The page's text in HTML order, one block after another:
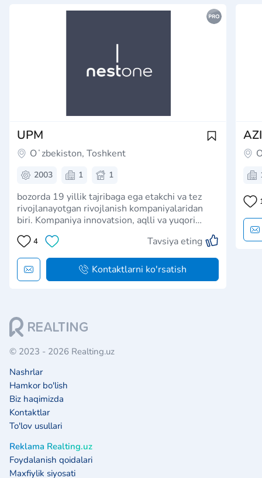
UPM
Oʻzbekiston, Toshkent
2003 1 1
bozorda 19 yillik tajribaga ega etakchi va tez
rivojlanayotgan rivojlanish kompaniyalaridan
biri. Kompaniya innovatsion, aqlli va yuqori
sifatli noyob turar-joy majmualarni yaratishga
qaratilgan. Bizning asosiy e'tiborimiz nafaqat
sifatli qurilish va ijtimoiy infratuzilmani
rivojlantirish, b…
4 Tavsiya eting
Kontaktlarni ko'rsatish
© 2023 - 2026 Realting.uz
Nashrlar
Hamkor bo'lish
Biz haqimizda
Kontaktlar
To'lov usullari
Reklama Realting.uz
Foydalanish qoidalari
Maxfiylik siyosati